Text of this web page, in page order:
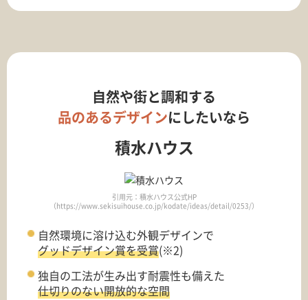
自然や街と調和する
品のあるデザインにしたいなら
積水ハウス
引用元：積水ハウス公式HP
（https://www.sekisuihouse.co.jp/kodate/ideas/detail/0253/）
自然環境に溶け込む外観デザインで
グッドデザイン賞を受賞(※2)
独自の工法が生み出す耐震性も備えた
仕切りのない開放的な空間